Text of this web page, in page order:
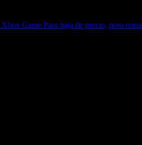
Xbox Game Pass baja de precio, pero